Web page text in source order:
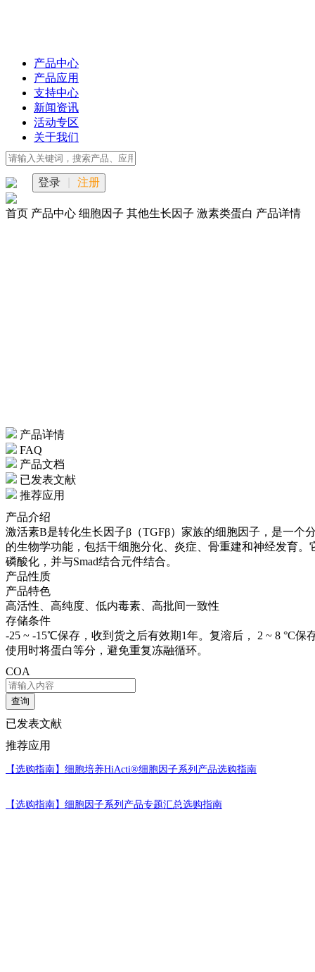
产品中心
产品应用
支持中心
新闻资讯
活动专区
关于我们
登录 注册
首页 产品中心 细胞因子 其他生长因子 激素类蛋白 产品详情
产品详情
FAQ
产品文档
已发表文献
推荐应用
产品介绍
激活素B是转化生长因子β（TGFβ）家族的细胞因子，是一个
的生物学功能，包括干细胞分化、炎症、骨重建和神经发育
磷酸化，并与Smad结合元件结合。
产品性质
产品特色
高活性、高纯度、低内毒素、高批间一致性
存储条件
-25 ~ -15℃保存，收到货之后有效期1年。复溶后， 2 ~ 8 °C
使用时将蛋白等分，避免重复冻融循环。
COA
查询
已发表文献
推荐应用
【选购指南】 细胞培养HiActi®细胞因子系列产品选购指南
【选购指南】 细胞因子系列产品专题汇总选购指南